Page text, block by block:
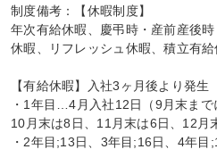
制度備考：【休暇制度】
年次有給休暇、慶弔時・産前産後
休暇、リフレッシュ休暇、積立有
【有給休暇】入社3ヶ月後より発生
・1年目…4月入社12日（9月末まで
10月末は8日、11月末は6日、12月
・2年目;13日、3年目;16日、4年目